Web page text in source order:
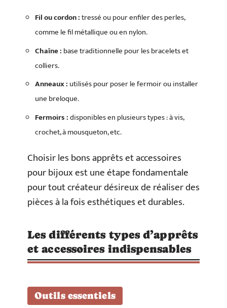
Fil ou cordon :tressé ou pour enfiler des perles,
comme le fil métallique ou en nylon.
Chaîne : base traditionnelle pour les bracelets et
colliers.
Anneaux : utilisés pour poser le fermoir ou installer
une breloque.
Fermoirs :disponibles en plusieurs types : à vis,
crochet, à mousqueton, etc.
Choisir les bons apprêts et accessoires
pour bijoux est une étape fondamentale
pour tout créateur désireux de réaliser des
pièces à la fois esthétiques et durables.
Les différents types d’apprêts
et accessoires indispensables
Outils essentiels